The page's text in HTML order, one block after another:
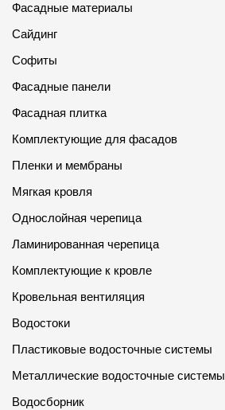
Фасадные материалы
Сайдинг
Софиты
Фасадные панели
Фасадная плитка
Комплектующие для фасадов
Пленки и мембраны
Мягкая кровля
Однослойная черепица
Ламинированная черепица
Комплектующие к кровле
Кровельная вентиляция
Водостоки
Пластиковые водосточные системы
Металлические водосточные системы
Водосборник